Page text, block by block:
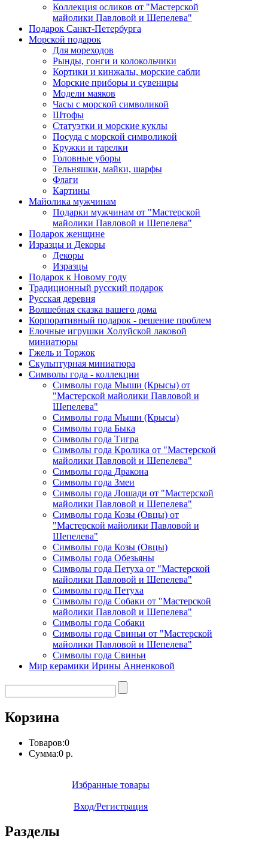
Коллекция осликов от "Мастерской
майолики Павловой и Шепелева"
Подарок Санкт-Петербурга
Морской подарок
Для мореходов
Рынды, гонги и колокольчики
Кортики и кинжалы, морские сабли
Морские приборы и сувениры
Модели маяков
Часы с морской символикой
Штофы
Статуэтки и морские куклы
Посуда с морской символикой
Кружки и тарелки
Головные уборы
Тельняшки, майки, шарфы
Флаги
Картины
Майолика мужчинам
Подарки мужчинам от "Мастерской
майолики Павловой и Шепелева"
Подарок женщине
Изразцы и Декоры
Декоры
Изразцы
Подарок к Новому году
Традиционный русский подарок
Русская деревня
Волшебная сказка вашего дома
Корпоративный подарок - решение проблем
Елочные игрушки Холуйской лаковой
миниатюры
Гжель и Торжок
Скульптурная миниатюра
Символы года - коллекции
Символы года Мыши (Крысы) от
"Мастерской майолики Павловой и
Шепелева"
Символы года Мыши (Крысы)
Символы года Быка
Символы года Тигра
Символы года Кролика от "Мастерской
майолики Павловой и Шепелева"
Символы года Дракона
Символы года Змеи
Символы года Лошади от "Мастерской
майолики Павловой и Шепелева"
Символы года Козы (Овцы) от
"Мастерской майолики Павловой и
Шепелева"
Символы года Козы (Овцы)
Символы года Обезьяны
Символы года Петуха от "Мастерской
майолики Павловой и Шепелева"
Символы года Петуха
Символы года Собаки от "Мастерской
майолики Павловой и Шепелева"
Символы года Собаки
Символы года Свиньи от "Мастерской
майолики Павловой и Шепелева"
Символы года Свиньи
Мир керамики Ирины Анненковой
Корзина
Товаров:0
Сумма:0 р.
Избранные товары
Вход/Регистрация
Разделы